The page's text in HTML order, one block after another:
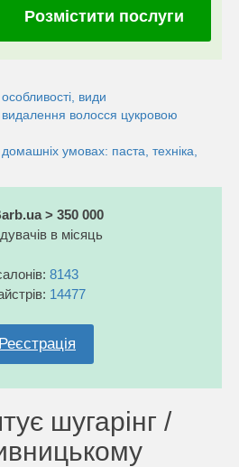
Розмістити послуги
види
видалення волосся цукровою
умовах: паста, техніка,
> 350 000
в місяць
8143
14477
Реєстрація
шугарінг /